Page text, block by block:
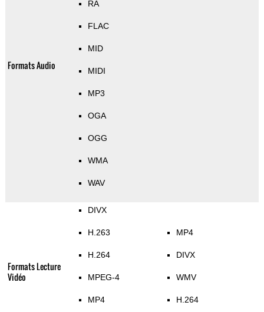
Formats Audio
RA
FLAC
MID
MIDI
MP3
OGA
OGG
WMA
WAV
Formats Lecture
Vidéo
DIVX
H.263
H.264
MPEG-4
MP4
MP4
DIVX
WMV
H.264